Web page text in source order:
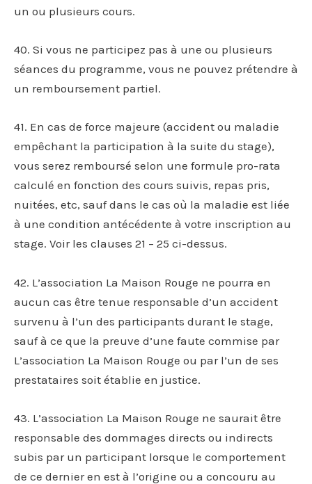
un ou plusieurs cours.
40. Si vous ne participez pas à une ou plusieurs
séances du programme, vous ne pouvez prétendre à
un remboursement partiel.
41. En cas de force majeure (accident ou maladie
empêchant la participation à la suite du stage),
vous serez remboursé selon une formule pro-rata
calculé en fonction des cours suivis, repas pris,
nuitées, etc, sauf dans le cas où la maladie est liée
à une condition antécédente à votre inscription au
stage. Voir les clauses 21 – 25 ci-dessus.
42. L’association La Maison Rouge ne pourra en
aucun cas être tenue responsable d’un accident
survenu à l’un des participants durant le stage,
sauf à ce que la preuve d’une faute commise par
L’association La Maison Rouge ou par l’un de ses
prestataires soit établie en justice.
43. L’association La Maison Rouge ne saurait être
responsable des dommages directs ou indirects
subis par un participant lorsque le comportement
de ce dernier en est à l’origine ou a concouru au